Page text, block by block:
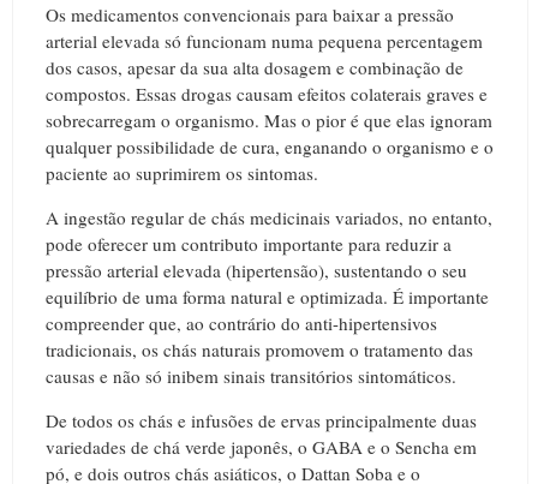
Os medicamentos convencionais para baixar a pressão
arterial elevada só funcionam numa pequena percentagem
dos casos, apesar da sua alta dosagem e combinação de
compostos. Essas drogas causam efeitos colaterais graves e
sobrecarregam o organismo. Mas o pior é que elas ignoram
qualquer possibilidade de cura, enganando o organismo e o
paciente ao suprimirem os sintomas.
A ingestão regular de chás medicinais variados, no entanto,
pode oferecer um contributo importante para reduzir a
pressão arterial elevada (hipertensão), sustentando o seu
equilíbrio de uma forma natural e optimizada. É importante
compreender que, ao contrário do anti-hipertensivos
tradicionais, os chás naturais promovem o tratamento das
causas e não só inibem sinais transitórios sintomáticos.
De todos os chás e infusões de ervas principalmente duas
variedades de chá verde japonês, o GABA e o Sencha em
pó, e dois outros chás asiáticos, o Dattan Soba e o